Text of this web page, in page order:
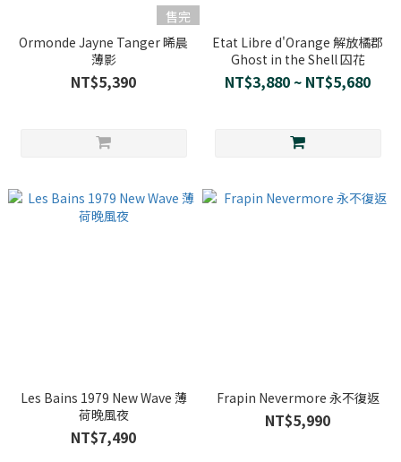
售完
Ormonde Jayne Tanger 晞晨
薄影
NT$5,390
Etat Libre d'Orange 解放橘郡
Ghost in the Shell 囚花
NT$3,880 ~ NT$5,680
Les Bains 1979 New Wave 薄
荷晚風夜
NT$7,490
Frapin Nevermore 永不復返
NT$5,990